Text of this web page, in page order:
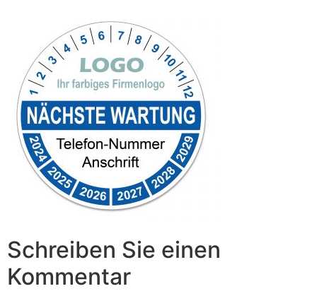
Schreiben Sie einen
Kommentar